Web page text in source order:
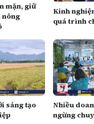
mặn, giữ
nông
Kinh
quá trình
sáng tạo
Nhiều
ngừng